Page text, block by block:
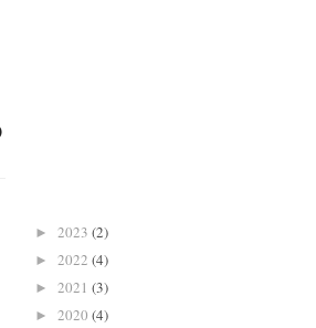
► 2023 (2)
► 2022 (4)
► 2021 (3)
► 2020 (4)